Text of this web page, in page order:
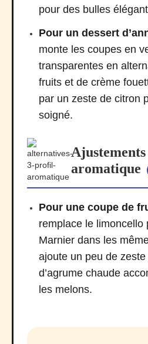
pour des bulles
Pour un dessert
monte les coupes en
transparentes en
fruits et de crème
par un zeste de citron
soigné.
aromatique
Pour une coupe de
remplace le limoncello
Marnier dans les
ajoute un peu de zeste
d’agrume chaude
les melons.